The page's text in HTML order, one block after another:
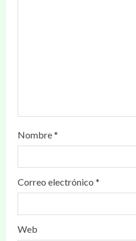
Nombre*
Correo electrónico *
Web